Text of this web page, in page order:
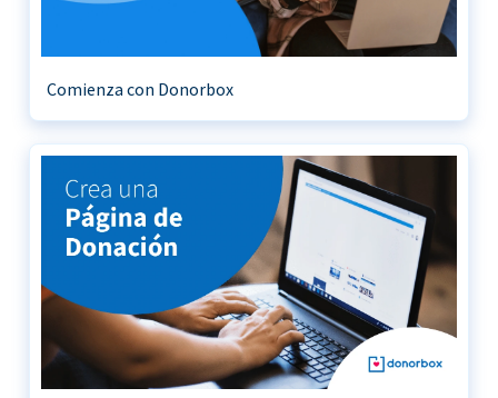
Comienza con Donorbox